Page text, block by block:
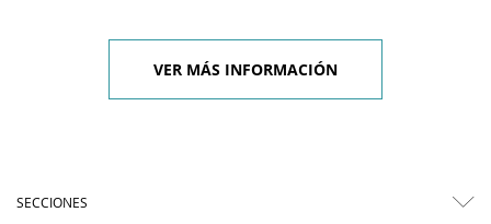
VER MÁS INFORMACIÓN
SECCIONES